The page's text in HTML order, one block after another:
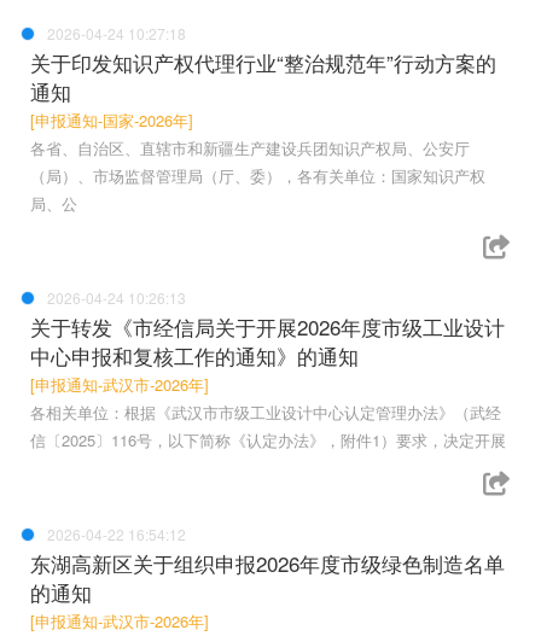
2026-04-24 10:27:18
关于印发知识产权代理行业“整治规范年”行动方案的
通知
[申报通知-国家-2026年]
各省、自治区、直辖市和新疆生产建设兵团知识产权局、公安厅
（局）、市场监督管理局（厅、委），各有关单位：国家知识产权
局、公
2026-04-24 10:26:13
关于转发《市经信局关于开展2026年度市级工业设计
中心申报和复核工作的通知》的通知
[申报通知-武汉市-2026年]
各相关单位：根据《武汉市市级工业设计中心认定管理办法》（武经
信〔2025〕116号，以下简称《认定办法》，附件1）要求，决定开展
2026-04-22 16:54:12
东湖高新区关于组织申报2026年度市级绿色制造名单
的通知
[申报通知-武汉市-2026年]